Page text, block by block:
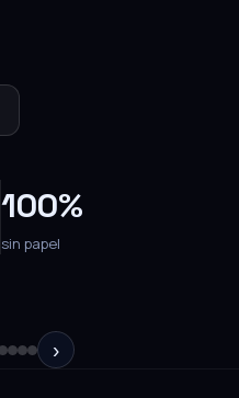
100%
sin papel
›